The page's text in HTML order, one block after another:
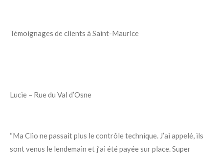
Témoignages de clients à Saint-Maurice
Lucie – Rue du Val d’Osne
“Ma Clio ne passait plus le contrôle technique. J’ai appelé, ils
sont venus le lendemain et j’ai été payée sur place. Super